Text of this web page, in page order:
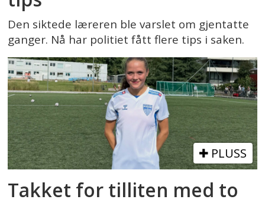
Den siktede læreren ble varslet om gjentatte
ganger. Nå har politiet fått flere tips i saken.
PLUSS
Takket for tilliten med to